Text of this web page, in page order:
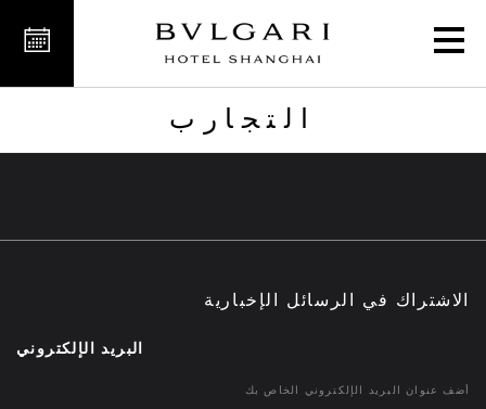
التجارب
التجارب
الاشتراك في الرسائل الإخبارية
البريد الإلكتروني